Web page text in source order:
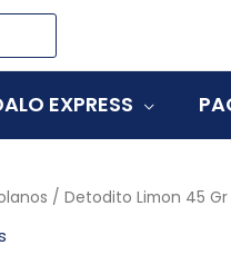
EXPRESS
/ Detodito Limon 45 Gr